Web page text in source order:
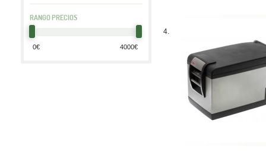
RANGO PRECIOS
4.